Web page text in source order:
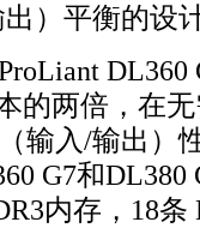
）平衡的设
DL360
的两倍，在
输入/输出）
G7和DL380
内存，18